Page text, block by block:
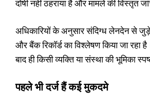
दोषी नहीं ठहराया है और मामले की विस्तृत
अधिकारियों के अनुसार संदिग्ध लेनदेन से
और बैंक रिकॉर्ड का विश्लेषण किया जा रहा
बाद ही किसी व्यक्ति या संस्था की भूमिका
पहले भी दर्ज हैं कई मुकदमे